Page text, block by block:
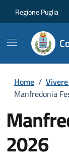
Regione Puglia
Home /
Manfredonia
2026